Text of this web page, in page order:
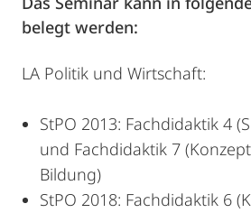
belegt werden:
LA Politik und Wirtschaft:
StPO 2013: Fachdidaktik 4
und Fachdidaktik 7
Bildung)
StPO 2018: Fachdidaktik 6